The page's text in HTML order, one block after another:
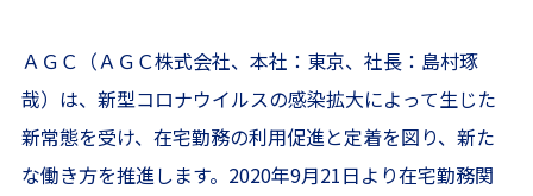
ＡＧＣ（ＡＧＣ株式会社、本社：東京、社長：島村琢
哉）は、新型コロナウイルスの感染拡大によって生じた
新常態を受け、在宅勤務の利用促進と定着を図り、新た
な働き方を推進します。2020年9月21日より在宅勤務関